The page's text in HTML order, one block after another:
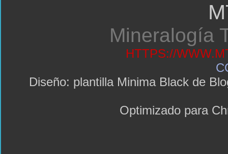
Mineralogía
HTTPS://
Diseño: plantilla Minima Black de
Optimizado para